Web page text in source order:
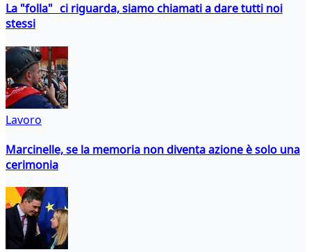
La "folla" ci riguarda, siamo chiamati a dare tutti noi
stessi
Lavoro
Marcinelle, se la memoria non diventa azione è solo una
cerimonia